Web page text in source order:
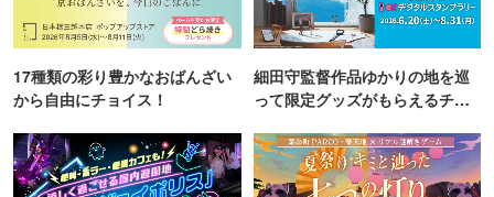
17種類の彩り豊かなおばんざい
から自由にチョイス！
細田守監督作品ゆかりの地を巡
って限定グッズがもらえるチャ